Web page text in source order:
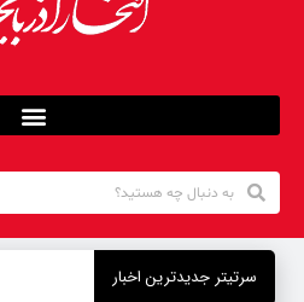
سرتیتر جدیدترین اخبار